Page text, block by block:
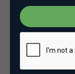
toestanden
24 februari